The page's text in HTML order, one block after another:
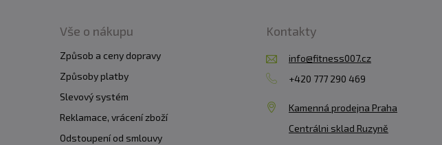
Vše o nákupu
Způsob a ceny dopravy
Způsoby platby
Slevový systém
Reklamace, vrácení zboží
Odstoupení od smlouvy
Kontakty
info@fitness007.cz
+420 777 290 469
Kamenná prodejna Praha
Centrálni sklad Ruzyně